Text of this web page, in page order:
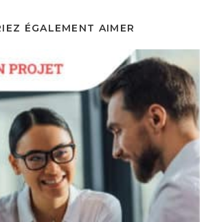
ÉGALEMENT AIMER